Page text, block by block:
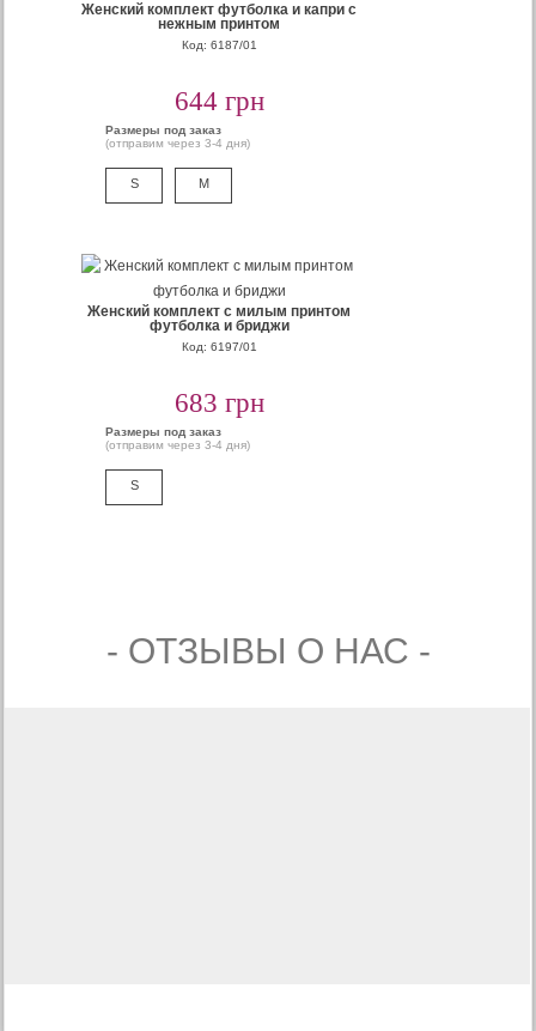
Женский комплект футболка и капри с
нежным принтом
Код: 6187/01
644 грн
Размеры под заказ
(отправим через 3-4 дня)
S M
Женский комплект с милым принтом
футболка и бриджи
Код: 6197/01
683 грн
Размеры под заказ
(отправим через 3-4 дня)
S
- ОТЗЫВЫ О НАС -